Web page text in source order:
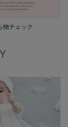
物チェック